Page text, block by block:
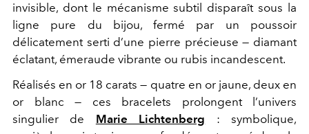
invisible, dont le mécanisme subtil disparaît sous la
ligne pure du bijou, fermé par un poussoir
délicatement serti d’une pierre précieuse — diamant
éclatant, émeraude vibrante ou rubis incandescent.
Réalisés en or 18 carats — quatre en or jaune, deux en
or blanc — ces bracelets prolongent l’univers
singulier de Marie Lichtenberg : symbolique,